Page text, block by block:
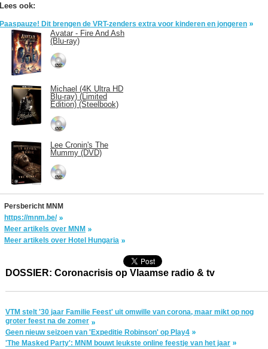
Lees ook:
Paaspauze! Dit brengen de VRT-zenders extra voor kinderen en jongeren
Avatar - Fire And Ash
(Blu-ray)
Michael (4K Ultra HD
Blu-ray) (Limited
Edition) (Steelbook)
Lee Cronin's The
Mummy (DVD)
Persbericht MNM
https://mnm.be/
Meer artikels over MNM
Meer artikels over Hotel Hungaria
DOSSIER: Coronacrisis op Vlaamse radio & tv
VTM stelt '30 jaar Familie Feest' uit omwille van corona, maar mikt op nog
groter feest na de zomer
Geen nieuw seizoen van 'Expeditie Robinson' op Play4
'The Masked Party': MNM bouwt leukste online feestje van het jaar